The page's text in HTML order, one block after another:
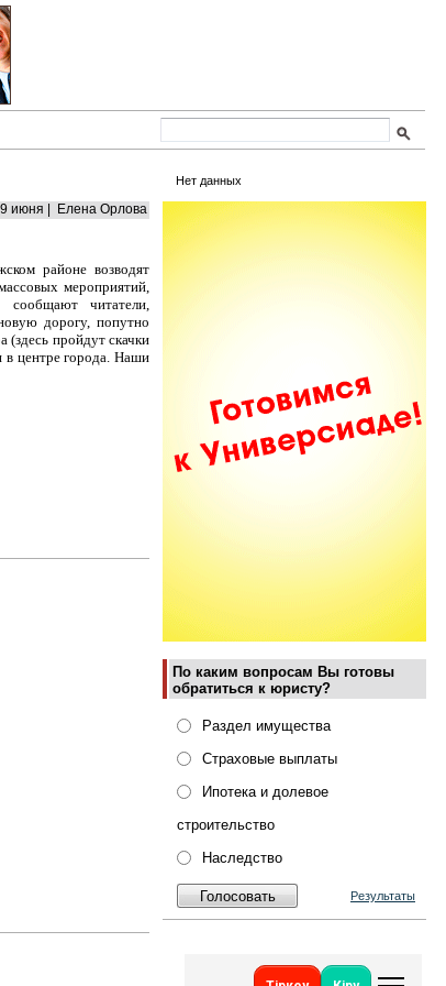
Нет данных
По каким вопросам Вы готовы
обратиться к юристу?
Раздел имущества
Страховые выплаты
Ипотека и долевое
строительство
Наследство
Результаты
июня | Елена Орлова
районе возводят
мероприятий,
читатели,
дорогу, попутно
(здесь пройдут скачки
в центре города. Наши